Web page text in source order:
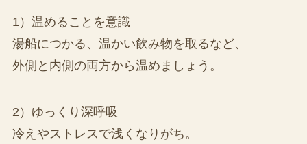
1）温めることを意識
湯船につかる、温かい飲み物を取るなど、
外側と内側の両方から温めましょう。
2）ゆっくり深呼吸
冷えやストレスで浅くなりがち。